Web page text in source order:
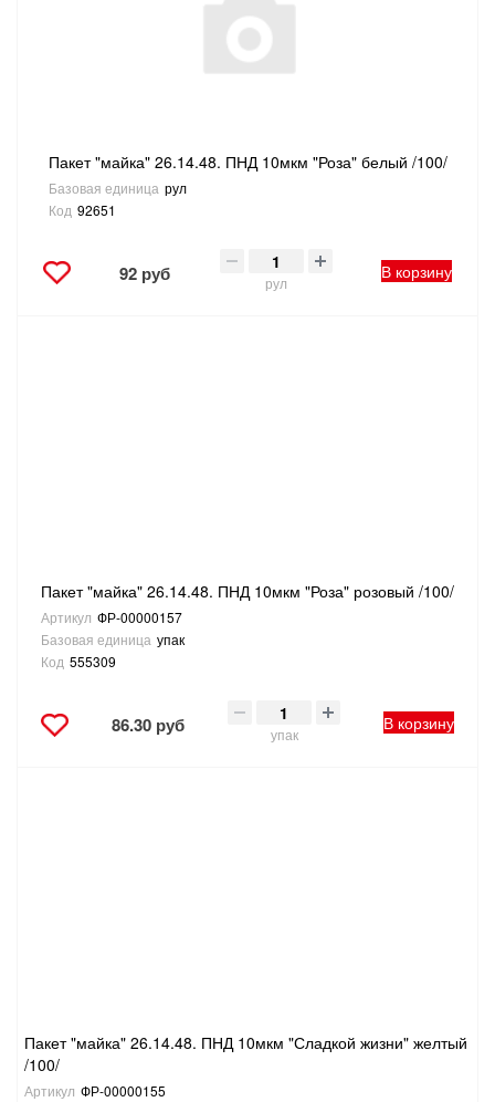
Пакет "майка" 26.14.48. ПНД 10мкм "Роза" белый /100/
Базовая единица рул
Код 92651
92 руб рул
В корзину
Пакет "майка" 26.14.48. ПНД 10мкм "Роза" розовый /100/
Артикул ФР-00000157
Базовая единица упак
Код 555309
86.30 руб упак
В корзину
Пакет "майка" 26.14.48. ПНД 10мкм "Сладкой жизни" желтый
/100/
Артикул ФР-00000155